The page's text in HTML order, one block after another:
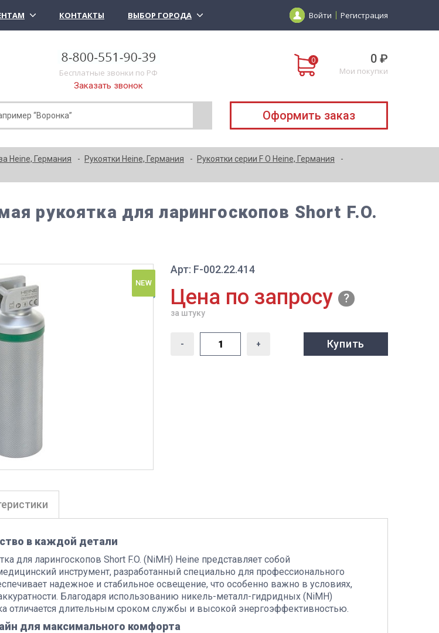
КОНТАКТЫ ВЫБОР ГОРОДА Войти Регистрация
Бесплатные звонки по РФ
Заказать звонок
0 ₽
Мои покупки
Оформить заказ
Heine, Германия Рукоятки Heine, Германия
Рукоятки серии F O Heine, Германия
рукоятка для ларингоскопов Short F.O.
NEW
Арт: F-002.22.414
Цена по запросу
за штуку
- + Купить
в каждой детали
для ларингоскопов Short F.O. (NiMH) Heine представляет собой
инструмент, разработанный специально для профессионального
надежное и стабильное освещение, что особенно важно в условиях,
Благодаря использованию никель-металл-гидридных (NiMH)
отличается длительным сроком службы и высокой энергоэффективностью.
для максимального комфорта